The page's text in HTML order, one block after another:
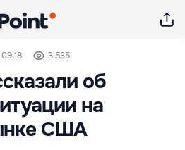
3 535
об
на
США